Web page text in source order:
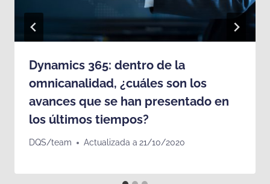
Dynamics 365: dentro de la
omnicanalidad, ¿cuáles son los
avances que se han presentado en
los últimos tiempos?
DQS/team Actualizada a 21/10/2020